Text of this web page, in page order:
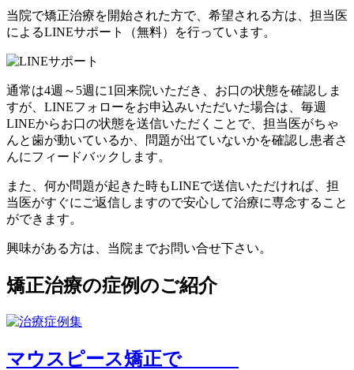
当院で矯正治療を開始された方で、希望される方は、担当医
によるLINEサポート （無料） を行っています。
通常は4週～5週に1回来院いただき、お口の状態を確認しま
すが、LINEフォローをお申込みいただいた場合は、 毎週
LINEからお口の状態を送信いただくことで、担当医がちゃ
んと歯が動いているか、問題が出ていないかを確認し患者さ
んにフィードバックします。
また、何か問題が起きた時もLINEで送信いただければ、担
当医がすぐにご返信しますので安心して治療に専念すること
ができます。
興味がある方は、当院までお問い合せ下さい。
矯正治療の症例のご紹介
マウスピース矯正で